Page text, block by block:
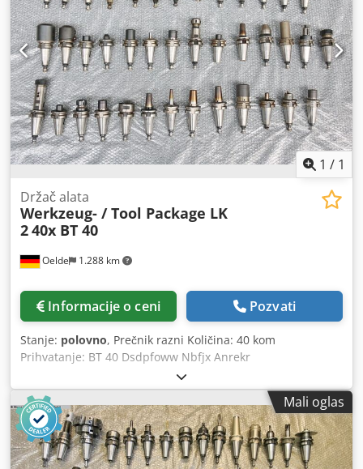
1 / 1
Oelde 1.288 km
Držač alata
Werkzeug- / Tool Package LK
240x BT 40
Informacije o ceni Pozvati
Stanje: polovno, Prečnik razni Količina: 40 kom
Prihvatanje: BT 40 Dsdpfoww Nbfjx Anrekr
Mali oglas